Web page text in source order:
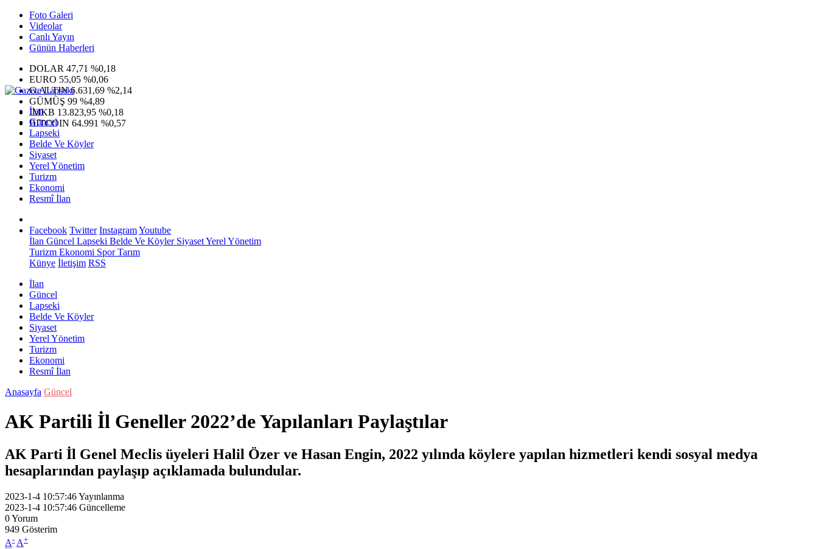
Foto Galeri
Videolar
Canlı Yayın
Günün Haberleri
DOLAR 47,71 %0,18
EURO 55,05 %0,06
G.ALTIN6.631,69 %2,14
GÜMÜŞ 99 %4,89
IMKB 13.823,95 %0,18
BITCOIN 64.991 %0,57
İlan
Güncel
Lapseki
Belde Ve Köyler
Siyaset
Yerel Yönetim
Turizm
Ekonomi
Resmî İlan
Facebook Twitter InstagramYoutube
İlan Güncel Lapseki Belde Ve KöylerSiyasetYerel Yönetim
Turizm Ekonomi SporTarım
Künye İletişim RSS
İlan
Güncel
Lapseki
Belde Ve Köyler
Siyaset
Yerel Yönetim
Turizm
Ekonomi
Resmî İlan
Anasayfa Güncel
AK Partili İl Geneller 2022’de Yapılanları Paylaştılar
AK Parti İl Genel Meclis üyeleri Halil Özer ve Hasan Engin, 2022 yılında köylere yapılan hizmetleri kendi sosyal medya
hesaplarından paylaşıp açıklamada bulundular.
2023-1-4 10:57:46Yayınlanma
2023-1-4 10:57:46 Güncelleme
0Yorum
949 Gösterim
A- A+